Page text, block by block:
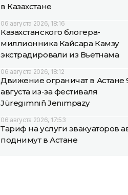
в Казахстане
06 августа 2026, 18:16
Казахстанского блогера-
миллионника Кайсара Камзу
экстрадировали из Вьетнама
06 августа 2026, 18:12
Движение ограничат в Астане
августа из-за фестиваля
Jüregımnıñ Jenımpazy
06 августа 2026, 17:53
Тариф на услуги эвакуаторов
поднимут в Астане